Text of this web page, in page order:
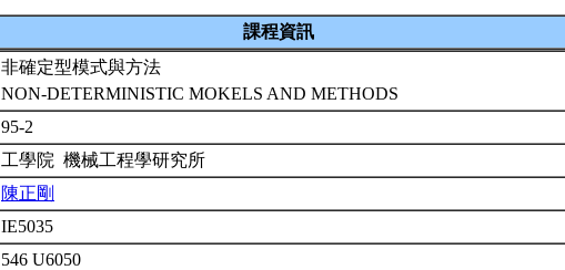
課程資訊
非確定型模式與方法
NON-DETERMINISTIC MOKELS AND METHODS
95-2
工學院 機械工程學研究所
陳正剛
IE5035
546 U6050